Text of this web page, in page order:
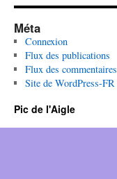
Méta
Connexion
Flux des publications
Flux des commentaires
Site de WordPress-FR
Pic de l'Aigle